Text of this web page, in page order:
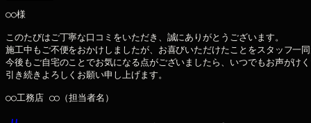
○○様
このたびはご丁寧な口コミをいただき、誠にありがとうございます。
施工中もご不便をおかけしましたが、お喜びいただけたことをスタッフ一
今後もご自宅のことでお気になる点がございましたら、いつでもお声がけ
引き続きよろしくお願い申し上げます。